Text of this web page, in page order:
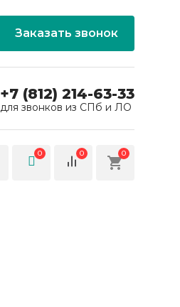
Заказать звонок
+7 (812) 214-63-33
для звонков из СПб и ЛО
0 0 0